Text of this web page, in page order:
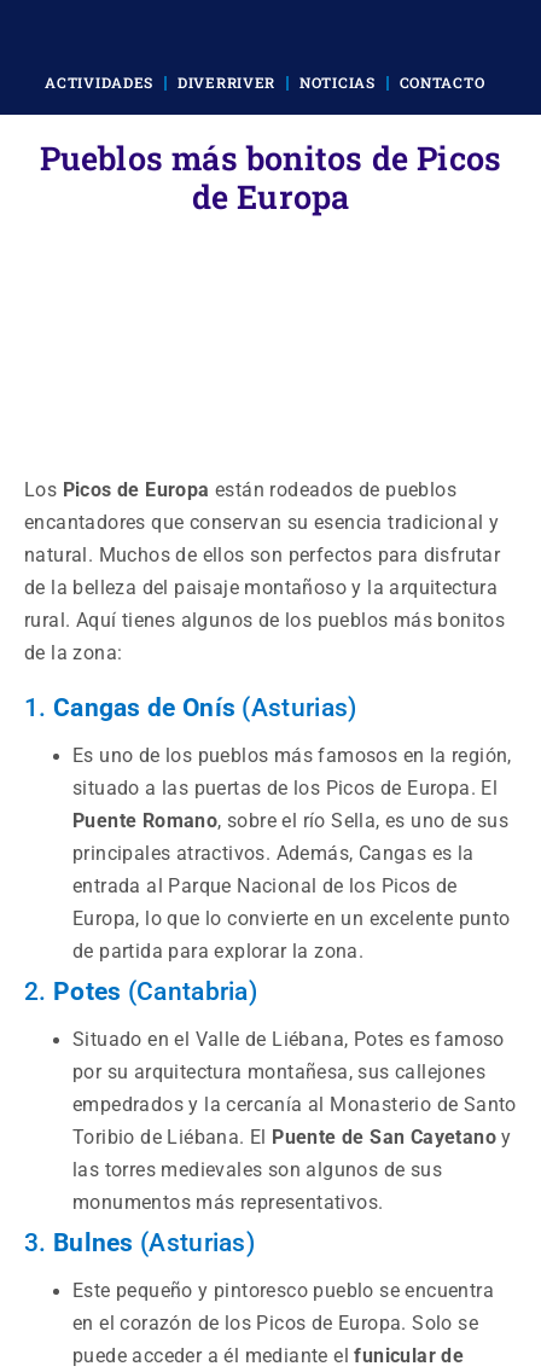
ACTIVIDADES DIVERRIVER NOTICIAS CONTACTO
Pueblos más bonitos de Picos
de Europa
Los Picos de Europa están rodeados de pueblos
encantadores que conservan su esencia tradicional y
natural. Muchos de ellos son perfectos para disfrutar
de la belleza del paisaje montañoso y la arquitectura
rural. Aquí tienes algunos de los pueblos más bonitos
de la zona:
1. Cangas de Onís (Asturias)
Es uno de los pueblos más famosos en la región,
situado a las puertas de los Picos de Europa. El
Puente Romano, sobre el río Sella, es uno de sus
principales atractivos. Además, Cangas es la
entrada al Parque Nacional de los Picos de
Europa, lo que lo convierte en un excelente punto
de partida para explorar la zona.
2. Potes (Cantabria)
Situado en el Valle de Liébana, Potes es famoso
por su arquitectura montañesa, sus callejones
empedrados y la cercanía al Monasterio de Santo
Toribio de Liébana. El
Puente de San Cayetano y
las torres medievales son algunos de sus
monumentos más representativos.
3. Bulnes (Asturias)
Este pequeño y pintoresco pueblo se encuentra
en el corazón de los Picos de Europa. Solo se
puede acceder a él mediante elfunicular de